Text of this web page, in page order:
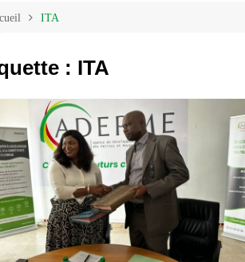
Commerce
Agriculture/Elevage
Energie/Environnement
Construction/BTP
Services marchands
ITA
: ITA